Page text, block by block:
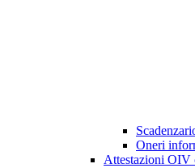
Oneri
Attestazioni OIV